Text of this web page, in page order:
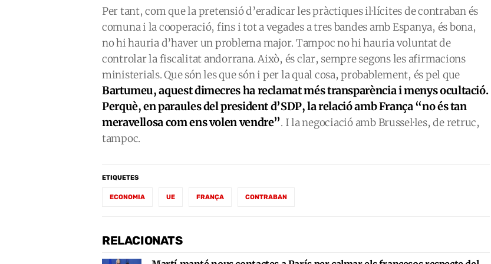
Per tant, com que la pretensió d’eradicar les pràctiques il·lícites de contraban és
comuna i la cooperació, fins i tot a vegades a tres bandes amb Espanya, és bona,
no hi hauria d’haver un problema major. Tampoc no hi hauria voluntat de
controlar la fiscalitat andorrana. Això, és clar, sempre segons les afirmacions
ministerials. Que són les que són i per la qual cosa, probablement, és pel que
Bartumeu, aquest dimecres ha reclamat més transparència i menys ocultació.
Perquè, en paraules del president d’SDP, la relació amb França “no és tan
meravellosa com ens volen vendre”. I la negociació amb Brussel·les, de retruc,
tampoc.
ETIQUETES
ECONOMIA UE FRANÇA CONTRABAN
RELACIONATS